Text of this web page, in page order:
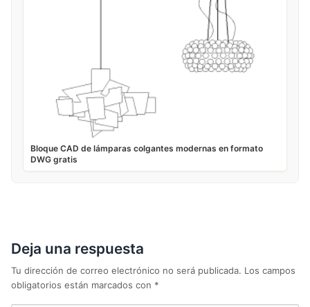
Bloque CAD de lámparas colgantes modernas en formato
DWG gratis
Deja una respuesta
Tu dirección de correo electrónico no será publicada. Los campos
obligatorios están marcados con *